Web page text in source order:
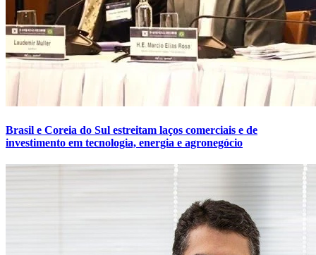
Brasil e Coreia do Sul estreitam laços comerciais e de
investimento em tecnologia, energia e agronegócio